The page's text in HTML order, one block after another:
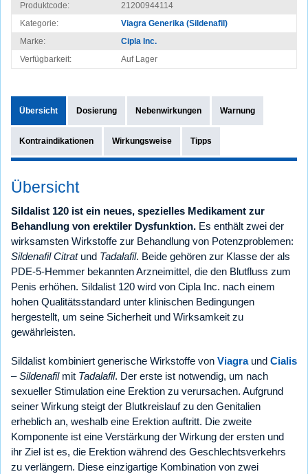
Produktcode:
21200944114
Kategorie:
Viagra Generika (Sildenafil)
Marke:
Cipla Inc.
Verfügbarkeit:
Auf Lager
Übersicht Dosierung Nebenwirkungen Warnung
Kontraindikationen Wirkungsweise Tipps
Übersicht
Sildalist 120 ist ein neues, spezielles Medikament zur
Behandlung von erektiler Dysfunktion. Es enthält zwei der
wirksamsten Wirkstoffe zur Behandlung von Potenzproblemen:
Sildenafil Citratund Tadalafil. Beide gehören zur Klasse der als
PDE-5-Hemmer bekannten Arzneimittel, die den Blutfluss zum
Penis erhöhen. Sildalist 120 wird von Cipla Inc. nach einem
hohen Qualitätsstandard unter klinischen Bedingungen
hergestellt, um seine Sicherheit und Wirksamkeit zu
gewährleisten.
Sildalist kombiniert generische Wirkstoffe von Viagraund Cialis
–Sildenafil mit Tadalafil. Der erste ist notwendig, um nach
sexueller Stimulation eine Erektion zu verursachen. Aufgrund
seiner Wirkung steigt der Blutkreislauf zu den Genitalien
erheblich an, weshalb eine Erektion auftritt. Die zweite
Komponente ist eine Verstärkung der Wirkung der ersten und
ihr Ziel ist es, die Erektion während des Geschlechtsverkehrs
zu verlängern. Diese einzigartige Kombination von zwei